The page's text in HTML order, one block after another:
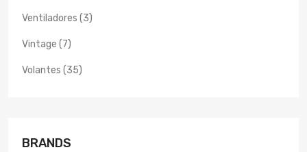
Ventiladores (3)
Vintage (7)
Volantes (35)
BRANDS